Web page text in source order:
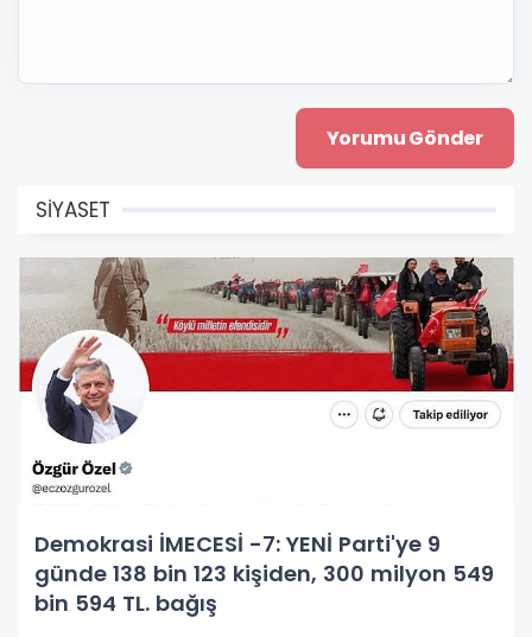
SİYASET
Demokrasi İMECESİ -7: YENİ Parti'ye 9
günde 138 bin 123 kişiden, 300 milyon 549
bin 594 TL. bağış